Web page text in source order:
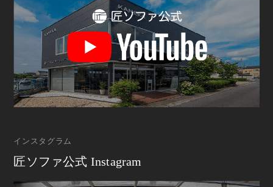
インスタグラム
匠ソファ公式 Instagram